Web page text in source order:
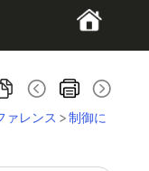
ァレンス >制御に